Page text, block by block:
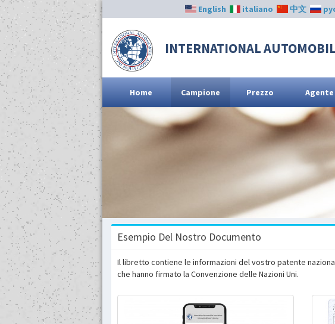
INTERNATIONAL
English italiano 中文
Home Campione Prezzo Agente
Esempio Del Nostro Documento
Il libretto contiene le informazioni del vostro patente
che hanno firmato la Convenzione delle Nazioni Uni.